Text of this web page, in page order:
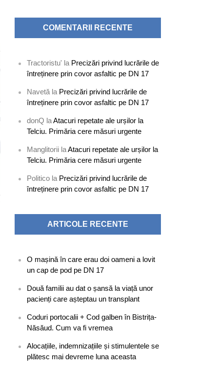
COMENTARII RECENTE
Tractoristu' la Precizări privind lucrările de
întreținere prin covor asfaltic pe DN 17
Navetă la Precizări privind lucrările de
întreținere prin covor asfaltic pe DN 17
donQ laAtacuri repetate ale urșilor la
Telciu. Primăria cere măsuri urgente
Manglitorii laAtacuri repetate ale urșilor la
Telciu. Primăria cere măsuri urgente
Politico la Precizări privind lucrările de
întreținere prin covor asfaltic pe DN 17
ARTICOLE RECENTE
O mașină în care erau doi oameni a lovit
un cap de pod pe DN 17
Două familii au dat o șansă la viață unor
pacienți care așteptau un transplant
Coduri portocalii + Cod galben în Bistrița-
Năsăud. Cum va fi vremea
Alocațiile, indemnizațiile și stimulentele se
plătesc mai devreme luna aceasta